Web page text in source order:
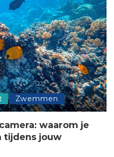
Zwemmen
waarom je
tijdens jouw